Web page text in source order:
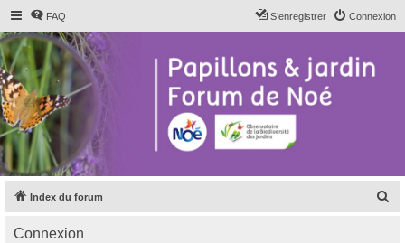
FAQ Connexion
S’enregistrer
Index du forum
Connexion